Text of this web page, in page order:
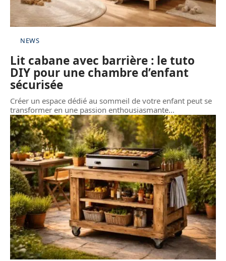
NEWS
Lit cabane avec barrière : le tuto
DIY pour une chambre d’enfant
sécurisée
Créer un espace dédié au sommeil de votre enfant peut se
transformer en une passion enthousiasmante…